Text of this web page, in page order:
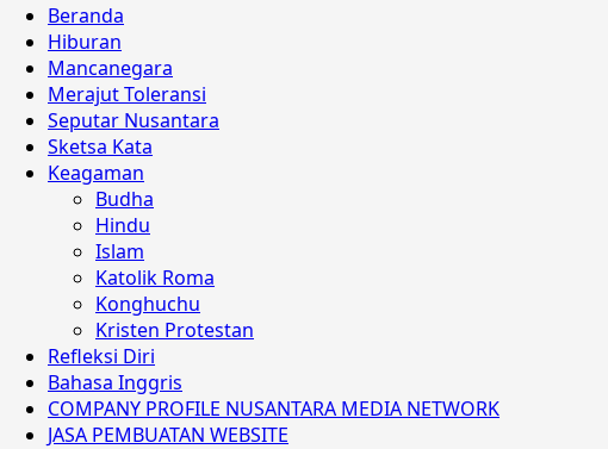
Beranda
Hiburan
Mancanegara
Merajut Toleransi
Seputar Nusantara
Sketsa Kata
Keagaman
Budha
Hindu
Islam
Katolik Roma
Konghuchu
Kristen Protestan
Refleksi Diri
Bahasa Inggris
COMPANY PROFILE NUSANTARA MEDIA NETWORK
JASA PEMBUATAN WEBSITE